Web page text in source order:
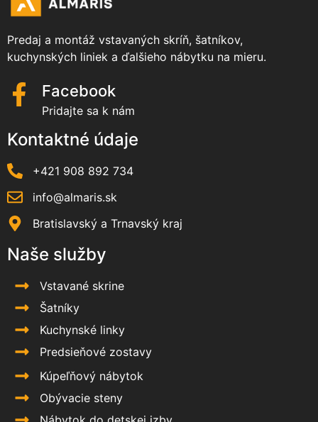
Predaj a montáž vstavaných skríň, šatníkov,
kuchynských liniek a ďalšieho nábytku na mieru.
Facebook
Pridajte sa k nám
Kontaktné údaje
+421 908 892 734
info@almaris.sk
Bratislavský a Trnavský kraj
Naše služby
Vstavané skrine
Šatníky
Kuchynské linky
Predsieňové zostavy
Kúpeľňový nábytok
Obývacie steny